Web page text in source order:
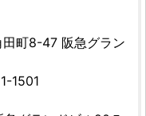
町8-47 阪急グラン
1501